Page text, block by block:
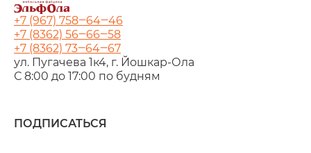
+7 (967) 758‒64‒46
+7 (8362) 56‒66‒58
+7 (8362) 73‒64‒67
ул. Пугачева 1к4, г. Йошкар‑Ола
С 8:00 до 17:00 по будням
ПОДПИСАТЬСЯ